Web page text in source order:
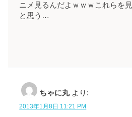
ニメ見るんだよｗｗｗこれらを
と思う…
ちゃに丸 より:
2013年1月8日 11:21 PM